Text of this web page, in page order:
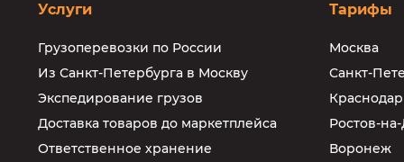
Услуги
Грузоперевозки по России
Из Санкт-Петербурга в Москву
Экспедирование грузов
Доставка товаров до маркетплейса
Ответственное хранение
Тарифы
Москва
Санкт-
Краснодар
Ростов-
Воронеж